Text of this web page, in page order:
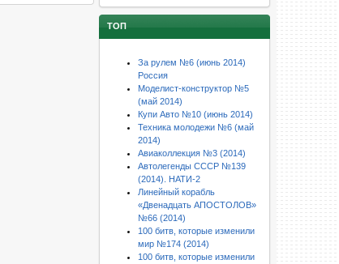
ТОП
За рулем №6 (июнь 2014)
Россия
Моделист-конструктор №5
(май 2014)
Купи Авто №10 (июнь 2014)
Техника молодежи №6 (май
2014)
Авиаколлекция №3 (2014)
Автолегенды СССР №139
(2014). НАТИ-2
Линейный корабль
«Двенадцать АПОСТОЛОВ»
№66 (2014)
100 битв, которые изменили
мир №174 (2014)
100 битв, которые изменили